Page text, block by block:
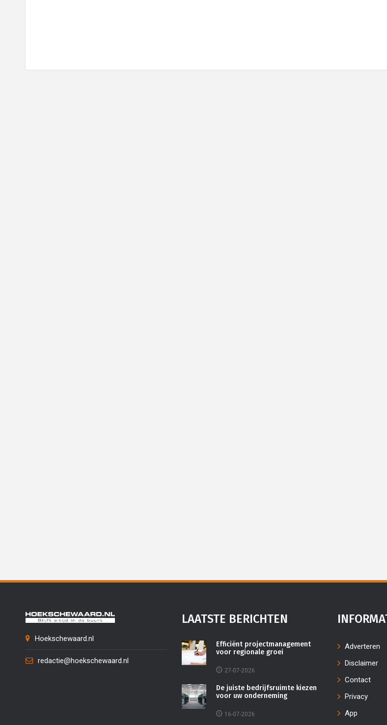
Hoekschewaard.nl
redactie@hoekschewaard.nl
LAATSTE BERICHTEN
Efficiënt projectmanagement
voor regionale groei
27-07-2026
De juiste bedrijfsruimte kiezen
voor uw onderneming
16-07-2026
Adverteren
Disclaimer
Contact
Privacy
App